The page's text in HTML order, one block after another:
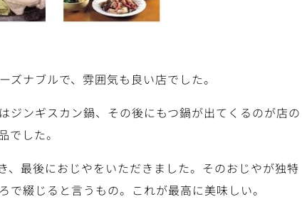
ナブルで、雰囲気も良い店でした。
ジンギスカン鍋、その後にもつ鍋が出てくるのが店の
でした。
、最後におじやをいただきました。そのおじやが独特
で綴じると言うもの。これが最高に美味しい。